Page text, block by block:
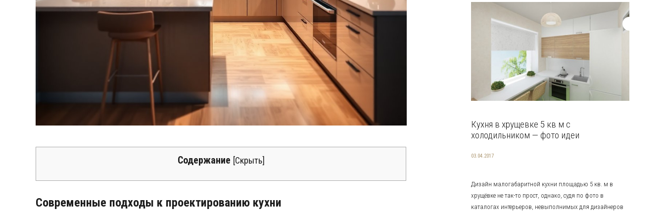
Содержание [Скрыть]
Современные подходы к проектированию кухни
Кухня в хрущевке 5 кв м с
холодильником — фото идеи
03.04.2017
Дизайн малогабаритной кухни площадью 5 кв. м в
хрущёвке не так-то прост, однако, судя по фото в
каталогах интерьеров, невыполнимых для дизайнеров